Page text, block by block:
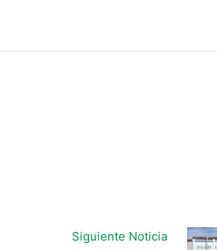
Siguiente Noticia